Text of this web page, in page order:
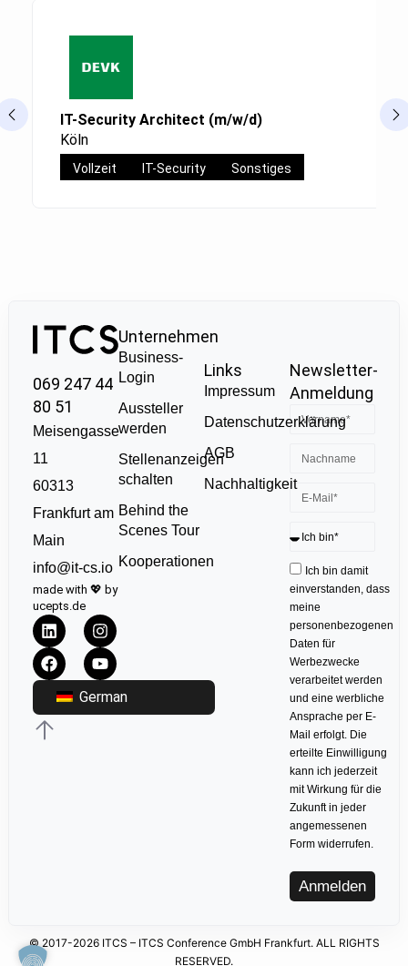
IT-Security Architect (m/w/d)
Köln
Vollzeit IT-Security Sonstiges
069 247 44
80 51
Meisengasse
11
60313
Frankfurt am
Main
info@it-cs.io
made with 💖 by
ucepts.de
German
Unternehmen
Business-
Login
Aussteller
werden
Stellenanzeigen
schalten
Behind the
Scenes Tour
Kooperationen
Links
Impressum
Datenschutzerklärung
AGB
Nachhaltigkeit
Newsletter-
Anmeldung
Ich bin damit
einverstanden, dass
meine
personenbezogenen
Daten für
Werbezwecke
verarbeitet werden
und eine werbliche
Ansprache per E-
Mail erfolgt. Die
erteilte Einwilligung
kann ich jederzeit
mit Wirkung für die
Zukunft in jeder
angemessenen
Form widerrufen.
Anmelden
© 2017-2026 ITCS – ITCS Conference GmbH Frankfurt. ALL RIGHTS
RESERVED.